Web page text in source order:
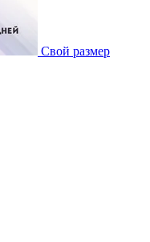
Свой размер